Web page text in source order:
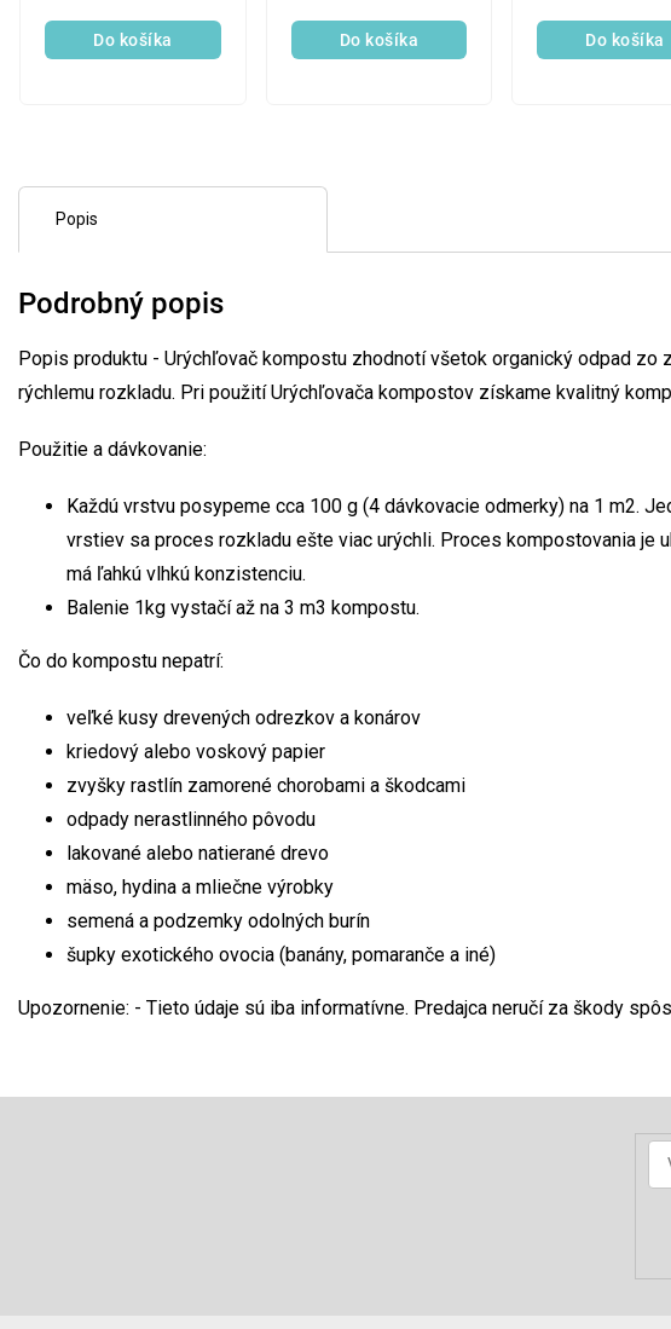
Do košíka Do košíka Do košíka
Popis
Podrobný popis
Popis produktu - Urýchľovač kompostu zhodnotí všetok organický odpad zo
rýchlemu rozkladu. Pri použití Urýchľovača kompostov získame kvalitný
Použitie a dávkovanie:
Každú vrstvu posypeme cca 100 g (4 dávkovacie odmerky) na 1 m2.
vrstiev sa proces rozkladu ešte viac urýchli. Proces kompostovania je
má ľahkú vlhkú konzistenciu.
Balenie 1kg vystačí až na 3 m3 kompostu.
Čo do kompostu nepatrí:
veľké kusy drevených odrezkov a konárov
kriedový alebo voskový papier
zvyšky rastlín zamorené chorobami a škodcami
odpady nerastlinného pôvodu
lakované alebo natierané drevo
mäso, hydina a mliečne výrobky
semená a podzemky odolných burín
šupky exotického ovocia (banány, pomaranče a iné)
Upozornenie: - Tieto údaje sú iba informatívne. Predajca neručí za škody